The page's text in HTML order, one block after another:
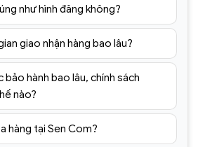
như hình đăng không?
giao nhận hàng bao lâu?
bảo hành bao lâu, chính sách
nào?
hàng tại Sen Com?